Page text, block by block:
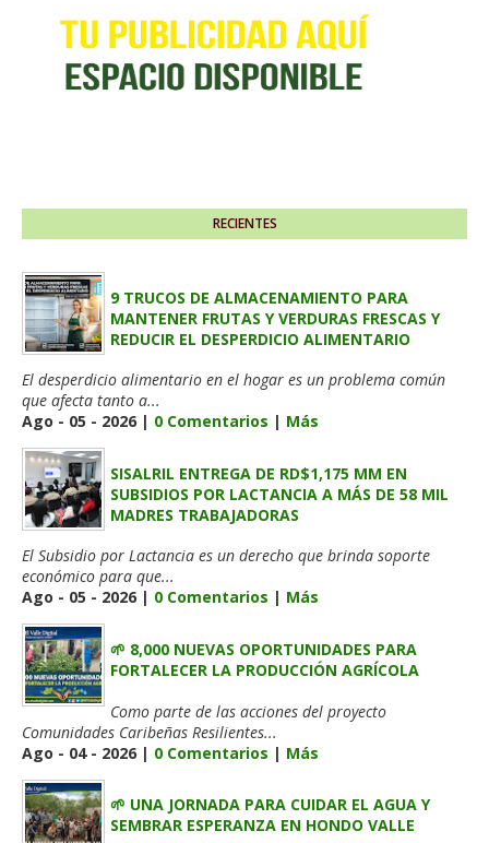
RECIENTES
9 TRUCOS DE ALMACENAMIENTO PARA
MANTENER FRUTAS Y VERDURAS FRESCAS Y
REDUCIR EL DESPERDICIO ALIMENTARIO
El desperdicio alimentario en el hogar es un problema común
que afecta tanto a...
Ago - 05 - 2026 | 0 Comentarios | Más
SISALRIL ENTREGA DE RD$1,175 MM EN
SUBSIDIOS POR LACTANCIA A MÁS DE 58 MIL
MADRES TRABAJADORAS
El Subsidio por Lactancia es un derecho que brinda soporte
económico para que...
Ago - 05 - 2026 | 0 Comentarios | Más
🌱 8,000 NUEVAS OPORTUNIDADES PARA
FORTALECER LA PRODUCCIÓN AGRÍCOLA
Como parte de las acciones del proyecto
Comunidades Caribeñas Resilientes...
Ago - 04 - 2026 | 0 Comentarios | Más
🌱 UNA JORNADA PARA CUIDAR EL AGUA Y
SEMBRAR ESPERANZA EN HONDO VALLE